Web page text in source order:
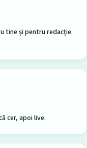
tine și pentru redacție.
cer, apoi live.